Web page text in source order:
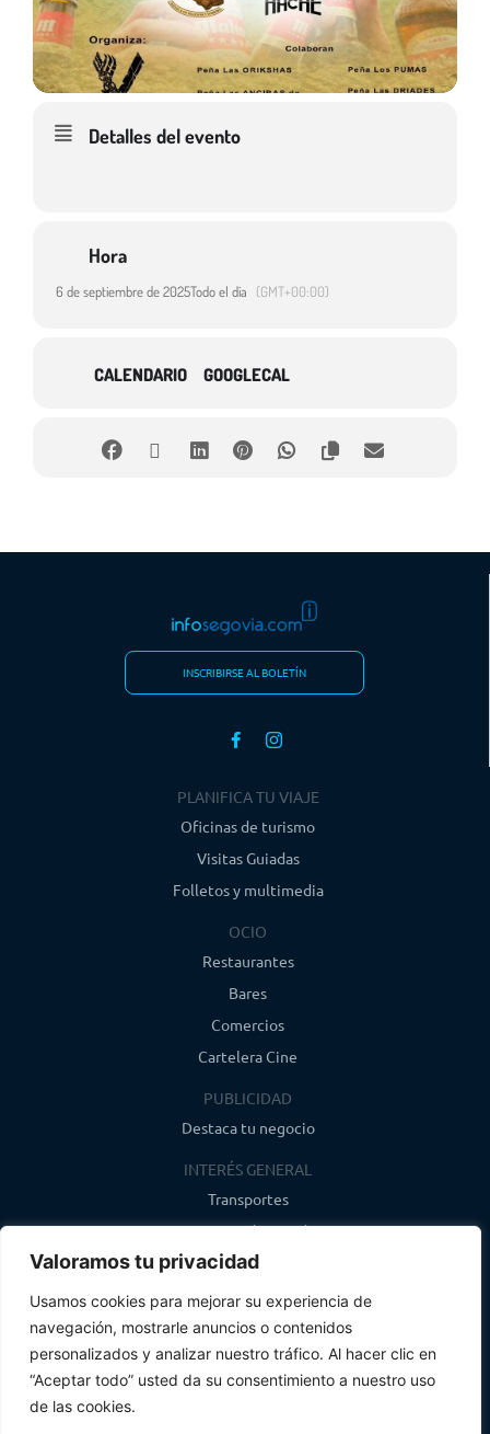
Valoramos tu privacidad
Usamos cookies para mejorar su experiencia de
navegación, mostrarle anuncios o contenidos
personalizados y analizar nuestro tráfico. Al hacer clic en
“Aceptar todo” usted da su consentimiento a nuestro uso
de las cookies.
Detalles del evento
Hora
6 de septiembre de 2025Todo el día (GMT+00:00)
CALENDARIO GOOGLECAL
INSCRIBIRSE AL BOLETÍN
PLANIFICA TU VIAJE
Oficinas de turismo
Visitas Guiadas
Folletos y multimedia
OCIO
Restaurantes
Bares
Comercios
Cartelera Cine
PUBLICIDAD
Destaca tu negocio
INTERÉS GENERAL
Transportes
Farmacias de guardia
Canal de WhatsApp
Último boletín
info@infosegovia.com